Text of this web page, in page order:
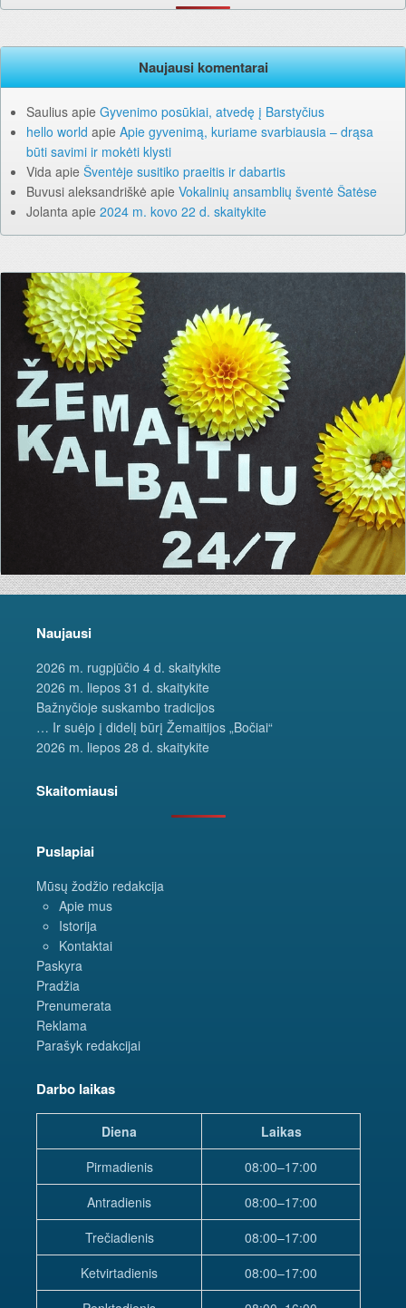
Naujausi komentarai
Saulius apie Gyvenimo posūkiai, atvedę į Barstyčius
hello world apie Apie gyvenimą, kuriame svarbiausia – drąsa
būti savimi ir mokėti klysti
Vida apie Šventėje susitiko praeitis ir dabartis
Buvusi aleksandriškė apie Vokalinių ansamblių šventė Šatėse
Jolanta apie 2024 m. kovo 22 d. skaitykite
Naujausi
2026 m. rugpjūčio 4 d. skaitykite
2026 m. liepos 31 d. skaitykite
Bažnyčioje suskambo tradicijos
… Ir suėjo į didelį būrį Žemaitijos „Bočiai“
2026 m. liepos 28 d. skaitykite
Skaitomiausi
Puslapiai
Mūsų žodžio redakcija
Apie mus
Istorija
Kontaktai
Paskyra
Pradžia
Prenumerata
Reklama
Parašyk redakcijai
Darbo laikas
Diena
Laikas
Pirmadienis
08:00–17:00
Antradienis
08:00–17:00
Trečiadienis
08:00–17:00
Ketvirtadienis
08:00–17:00